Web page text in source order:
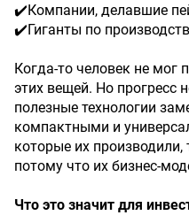
✔️Компании, делавшие
✔️Гиганты по
Когда-то человек не мог
этих вещей. Но прогресс
полезные технологии
компактными и
которые их производили,
потому что их бизнес-
Что это значит для